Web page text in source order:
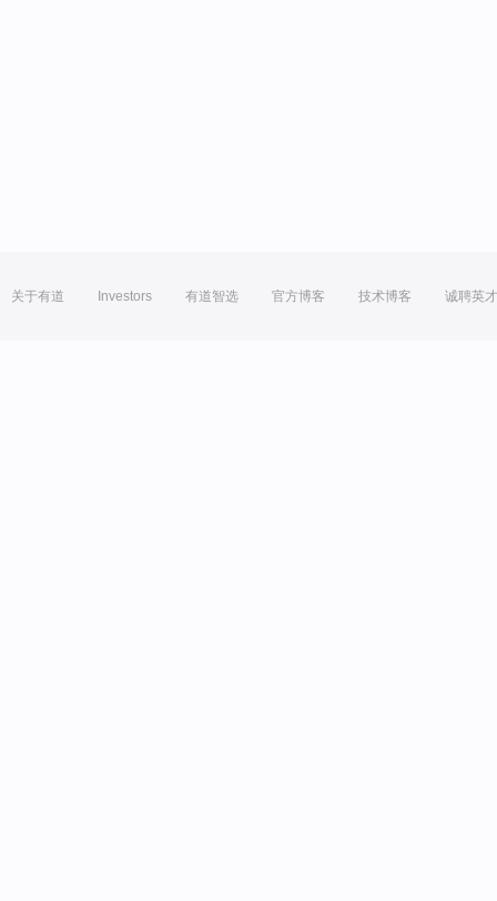
关于有道 Investors 有道智选 官方博客 技术博客 诚聘英才